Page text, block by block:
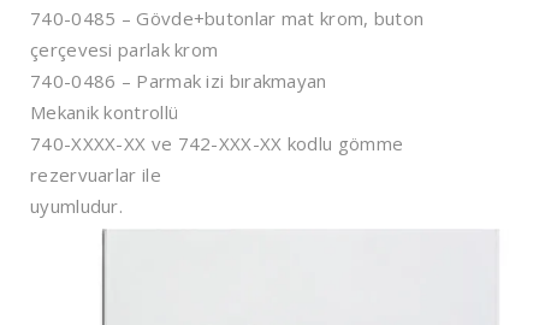
740-0485 – Gövde+butonlar mat krom, buton
çerçevesi parlak krom
740-0486 – Parmak izi bırakmayan
Mekanik kontrollü
740-XXXX-XX ve 742-XXX-XX kodlu gömme
rezervuarlar ile
uyumludur.